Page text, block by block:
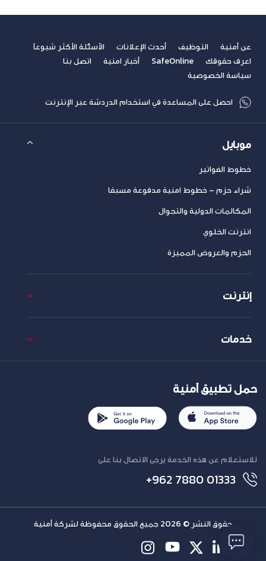
عن أمنية التوظيف أحدث الإعلانات
الأسئلة الأكثر شيوعاً
اعرف حقوقك
SafeOnline أخبار امنية
اتصل بنا
سياسة الخصوصية
احصل على المساعدة في استخدام الدردشة عبر الإنترنت
موبايل
خطوط الفواتير
شراء حزم – خطوط امنية مدفوعة مسبقا
المكالمات الدولية والتجوال
انترنت الخلوي
الحزم والعروض المميزة
إنترنت
خدمات
حمل تطبيق أمنية
للاستعلام عن هذه الخدمة يرجى الاتصال بنا على
+962 7880 01333
حقوق النشر © 2026 جميع الحقوق محفوظة لشركة أمنية